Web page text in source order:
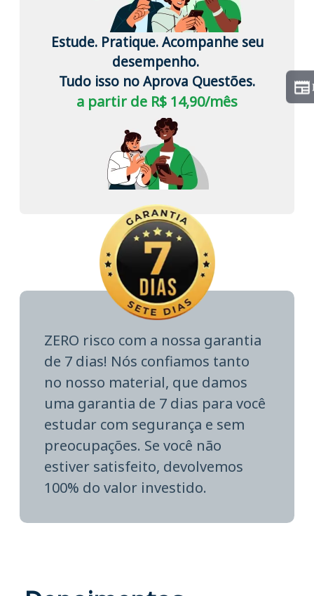
Estude. Pratique. Acompanhe seu
desempenho.
Tudo isso no Aprova Questões.
a partir de R$ 14,90/mês
ZERO risco com a nossa garantia
de 7 dias! Nós confiamos tanto
no nosso material, que damos
uma garantia de 7 dias para você
estudar com segurança e sem
preocupações. Se você não
estiver satisfeito, devolvemos
100% do valor investido.